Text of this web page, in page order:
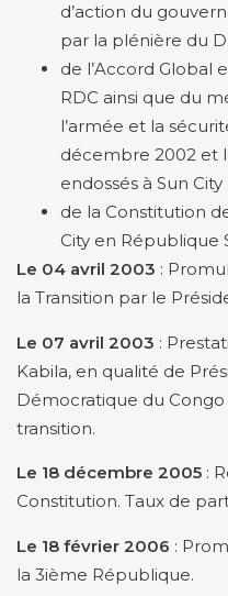
d’action du
par la plénière du
de l’Accord Global
RDC ainsi que du
l’armée et la
décembre 2002 et
endossés à Sun
de la Constitution
City en République
Le 04 avril 2003 :
la Transition par le
Le 07 avril 2003 :
Kabila, en qualité de
Démocratique du
transition.
Le 18 décembre 2005 :
Constitution. Taux de
Le 18 février 2006 :
la 3ième République.